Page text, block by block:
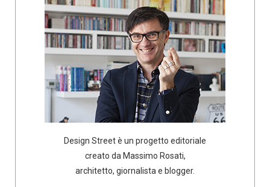
Design Street è un progetto editoriale
creato da Massimo Rosati,
architetto, giornalista e blogger.